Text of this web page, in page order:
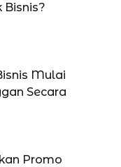
Bisnis?
Mulai
Secara
Promo